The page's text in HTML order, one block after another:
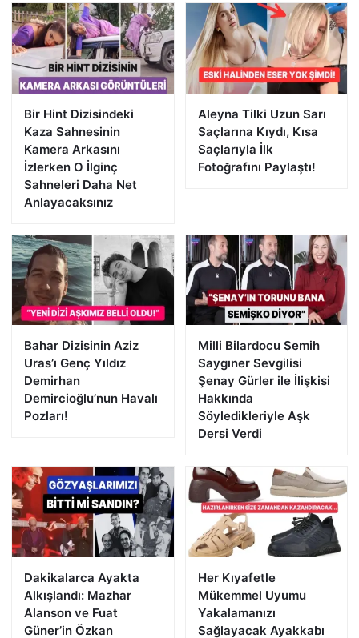
Bir Hint Dizisindeki
Kaza Sahnesinin
Kamera Arkasını
İzlerken O İlginç
Sahneleri Daha Net
Anlayacaksınız
Aleyna Tilki Uzun Sarı
Saçlarına Kıydı, Kısa
Saçlarıyla İlk
Fotoğrafını Paylaştı!
Bahar Dizisinin Aziz
Uras’ı Genç Yıldız
Demirhan
Demircioğlu’nun Havalı
Pozları!
Milli Bilardocu Semih
Saygıner Sevgilisi
Şenay Gürler ile İlişkisi
Hakkında
Söyledikleriyle Aşk
Dersi Verdi
Dakikalarca Ayakta
Alkışlandı: Mazhar
Alanson ve Fuat
Güner’in Özkan
Her Kıyafetle
Mükemmel Uyumu
Yakalamanızı
Sağlayacak Ayakkabı